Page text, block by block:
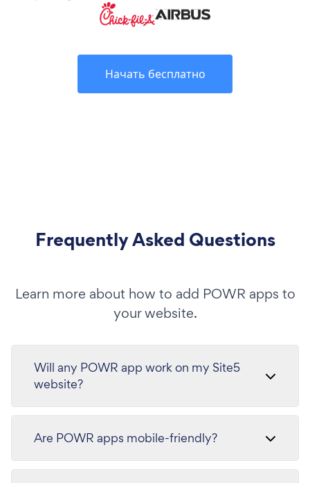
Начать бесплатно
Frequently Asked Questions
Learn more about how to add POWR apps to
your website.
Will any POWR app work on my Site5
website?
Are POWR apps mobile-friendly?